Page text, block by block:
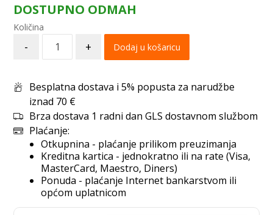
DOSTUPNO ODMAH
- + Dodaj u košaricu
Besplatna dostava i 5% popusta za narudžbe
iznad 70 €
Brza dostava 1 radni dan GLS dostavnom službom
Plaćanje:
Otkupnina - plaćanje prilikom preuzimanja
Kreditna kartica - jednokratno ili na rate (Visa,
MasterCard, Maestro, Diners)
Ponuda - plaćanje Internet bankarstvom ili
općom uplatnicom